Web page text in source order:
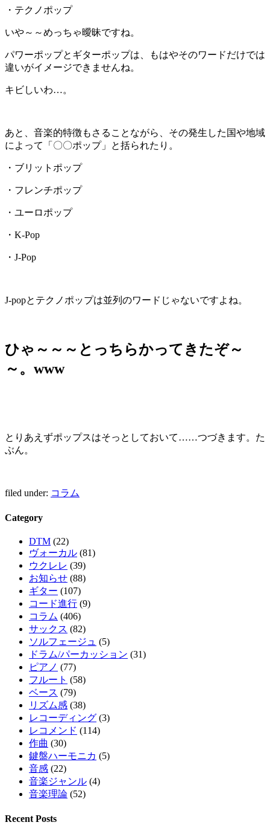
・テクノポップ
いや～～めっちゃ曖昧ですね。
パワーポップとギターポップは、もはやそのワードだけでは
違いがイメージできませんね。
キビしいわ…。
あと、音楽的特徴もさることながら、その発生した国や地域
によって「〇〇ポップ」と括られたり。
・ブリットポップ
・フレンチポップ
・ユーロポップ
・K-Pop
・J-Pop
J-popとテクノポップは並列のワードじゃないですよね。
ひゃ～～～とっちらかってきたぞ～
～。 www
とりあえずポップスはそっとしておいて……つづきます。た
ぶん。
filed under: コラム
Category
DTM (22)
ヴォーカル (81)
ウクレレ (39)
お知らせ (88)
ギター (107)
コード進行 (9)
コラム (406)
サックス (82)
ソルフェージュ (5)
ドラム/パーカッション (31)
ピアノ (77)
フルート (58)
ベース (79)
リズム感 (38)
レコーディング (3)
レコメンド (114)
作曲 (30)
鍵盤ハーモニカ (5)
音感 (22)
音楽ジャンル (4)
音楽理論 (52)
Recent Posts